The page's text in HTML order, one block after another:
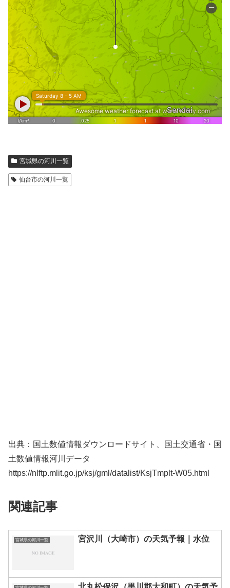
宮城県の河川一覧
仙台市の河川一覧
出典：国土数値情報ダウンロードサイト、国土交通省・国
土数値情報河川データ
https://nlftp.mlit.go.jp/ksj/gml/datalist/KsjTmplt-W05.html
関連記事
宮城県の河川一覧 宮沢川（大崎市）の天気予報｜水位